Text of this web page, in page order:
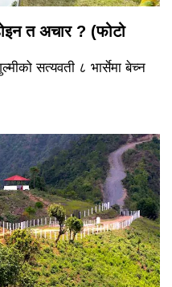
त अचार ? (फोटो
सत्यवती ८ भार्सेमा बेच्न